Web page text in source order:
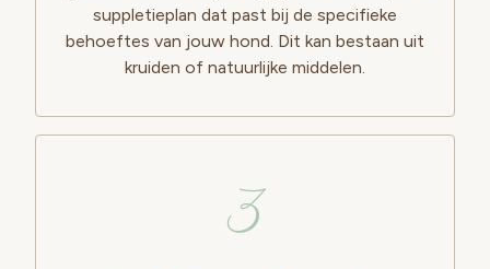
suppletieplan dat past bij de specifieke
behoeftes van jouw hond. Dit kan bestaan uit
kruiden of natuurlijke middelen.
3